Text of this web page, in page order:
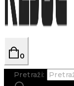
0
Pretraži: